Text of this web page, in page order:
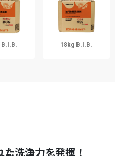
18kg B.I.B.
洗浄力を発揮！